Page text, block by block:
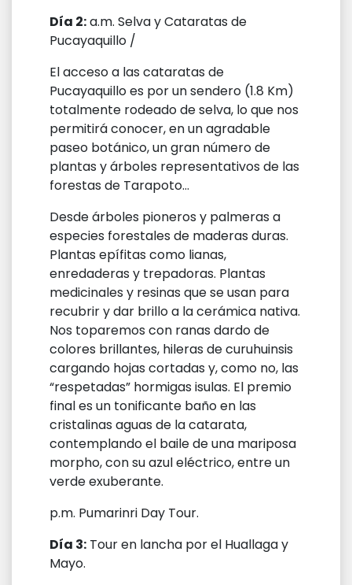
Día 2:a.m. Selva y Cataratas de
Pucayaquillo /
El acceso a las cataratas de
Pucayaquillo es por un sendero (1.8 Km)
totalmente rodeado de selva, lo que nos
permitirá conocer, en un agradable
paseo botánico, un gran número de
plantas y árboles representativos de las
forestas de Tarapoto…
Desde árboles pioneros y palmeras a
especies forestales de maderas duras.
Plantas epífitas como lianas,
enredaderas y trepadoras. Plantas
medicinales y resinas que se usan para
recubrir y dar brillo a la cerámica nativa.
Nos toparemos con ranas dardo de
colores brillantes, hileras de curuhuinsis
cargando hojas cortadas y, como no, las
“respetadas” hormigas isulas. El premio
final es un tonificante baño en las
cristalinas aguas de la catarata,
contemplando el baile de una mariposa
morpho, con su azul eléctrico, entre un
verde exuberante.
p.m. Pumarinri Day Tour.
Día 3: Tour en lancha por el Huallaga y
Mayo.